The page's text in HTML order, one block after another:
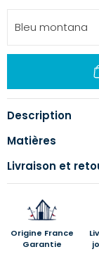
Bleu montana
Description
Matières
Livraison et
Origine France
Garantie